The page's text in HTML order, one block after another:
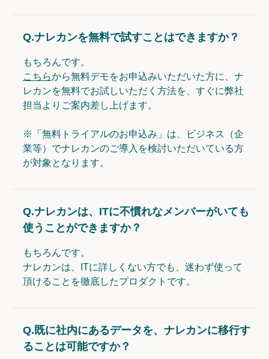
Q.ナレカンを無料で試すことはできますか？
もちろんです。
こちらから無料デモをお申込みいただいた方に、ナ
レカンを無料でお試しいただく方法を、すぐに弊社
担当よりご案内差し上げます。
※「無料トライアルのお申込み」は、ビジネス（企
業等）でナレカンのご導入を検討いただいている方
が対象となります。
Q.ナレカンは、ITに不慣れなメンバーがいても
使うことができますか？
もちろんです。
ナレカンは、ITに詳しくない方でも、迷わず使って
頂けることを徹底したプロダクトです。
Q.既に社内にあるデータを、ナレカンに移行す
ることは可能ですか？